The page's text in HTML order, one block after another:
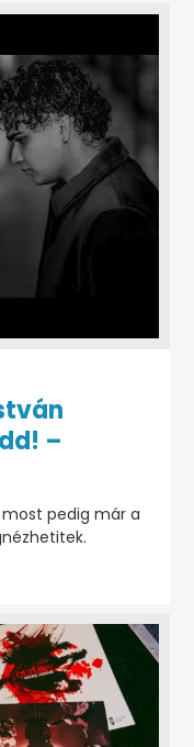
–
most pedig már a